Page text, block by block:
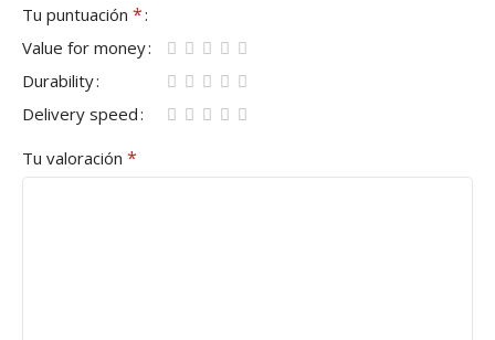
Tu puntuación *
Value for money
Durability
Delivery speed
Tu valoración *